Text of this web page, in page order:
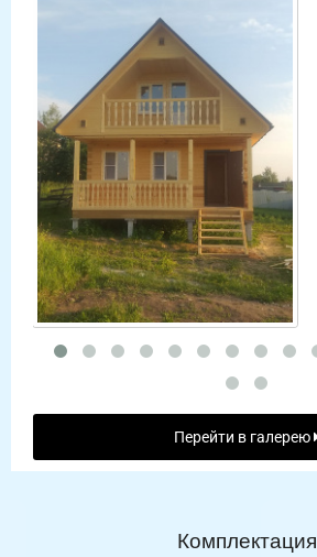
Перейти в галерею
Комплектация